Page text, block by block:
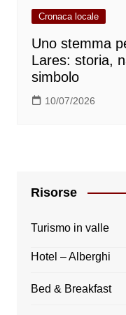
Cronaca locale
Uno stemma
Lares: storia,
simbolo
10/07/2026
Risorse
Turismo in valle
Hotel – Alberghi
Bed & Breakfast